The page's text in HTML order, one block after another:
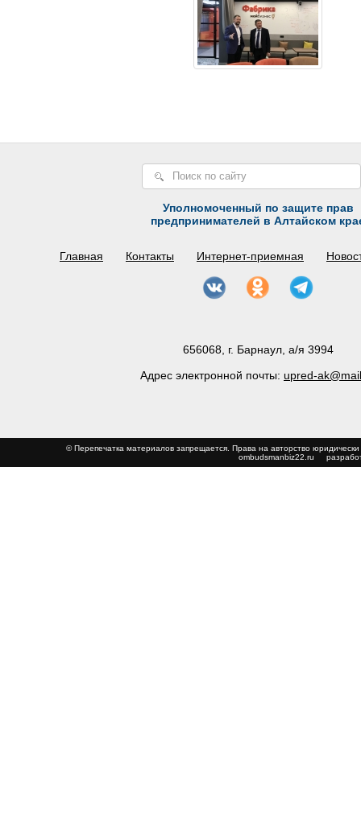
Уполномоченный по защите прав
предпринимателей в Алтайском
Главная Контакты Интернет-приемная
656068, г. Барнаул, а/я 3994
Адрес электронной почты: upred-
© Перепечатка материалов запрещается. Права на авторство
ombudsmanbiz22.ru